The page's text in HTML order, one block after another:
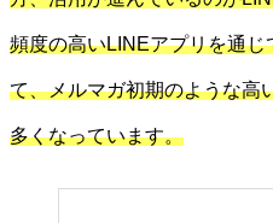
頻度の高いLINEアプリを通
て、メルマガ初期のような高
多くなっています。